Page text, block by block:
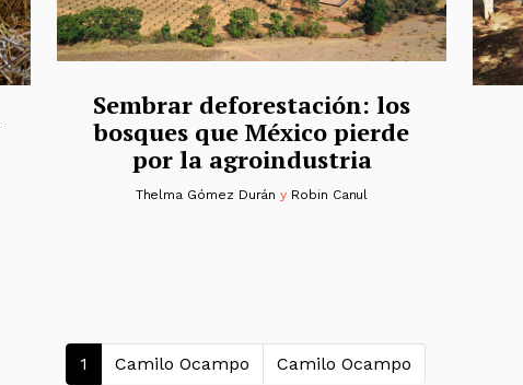
Sembrar deforestación: los
bosques que México pierde
por la agroindustria
Thelma Gómez Durán y Robin Canul
Navegación de entradas
1
Camilo Ocampo
Camilo Ocampo